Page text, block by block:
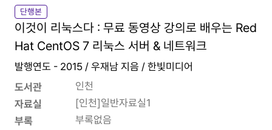
단행본
이것이 리눅스다 : 무료 동영상 강의로 배우는 Red
Hat CentOS 7 리눅스 서버 & 네트워크
발행연도 - 2015 / 우재남 지음 / 한빛미디어
도서관
인천
자료실
[인천]일반자료실1
부록
부록없음